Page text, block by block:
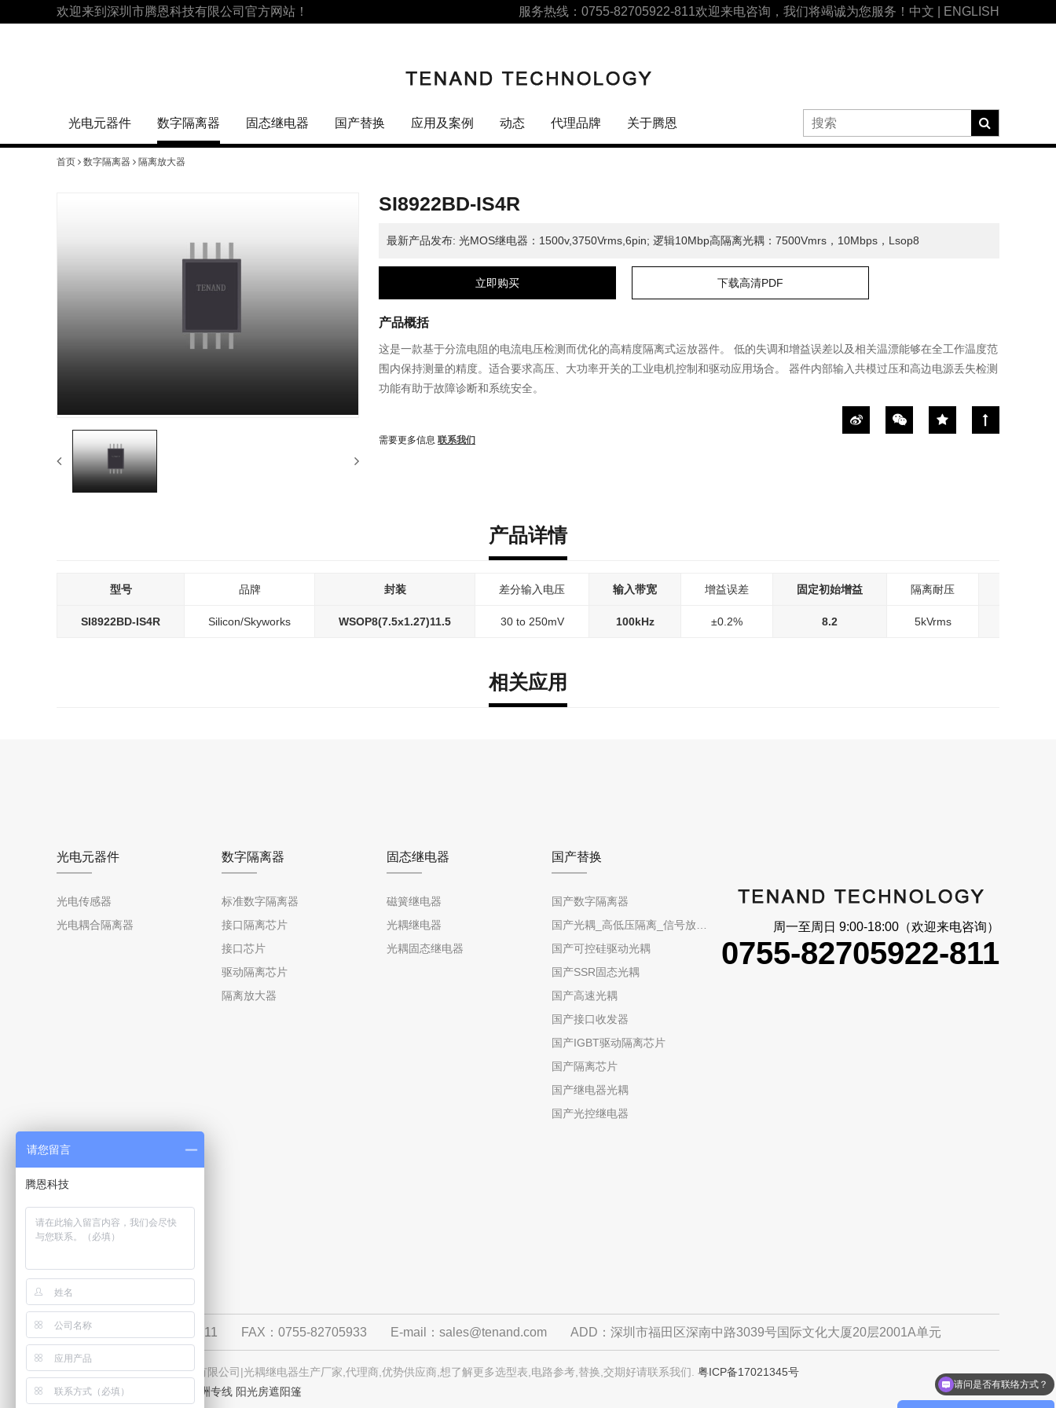
欢迎来到深圳市腾恩科技有限公司官方网站！ 服务热线：0755-82705922-811欢迎来电咨询，我们将竭诚为您服务！ 中文 ENGLISH
光电元器件 数字隔离器 固态继电器 国产替换 应用及案例 动态 代理品牌 关于腾恩
首页 数字隔离器 隔离放大器
SI8922BD-IS4R
最新产品发布: 光MOS继电器：1500v,3750Vrms,6pin; 逻辑10Mbp高隔离光耦：7500Vmrs，10Mbps，Lsop8
立即购买 下载高清PDF
产品概括
这是一款基于分流电阻的电流电压检测而优化的高精度隔离式运放器件。 低的失调和增益误差以及相关温漂能够在全工作温度范
围内保持测量的精度。适合要求高压、大功率开关的工业电机控制和驱动应用场合。 器件内部输入共模过压和高边电源丢失检测
功能有助于故障诊断和系统安全。
需要更多信息 联系我们
产品详情
型号 品牌 封装 差分输入电压 输入带宽 增益误差 固定初始增益 隔离耐压
SI8922BD-IS4R Silicon/Skyworks WSOP8(7.5x1.27)11.5 30 to 250mV 100kHz ±0.2% 8.2 5kVrms
相关应用
光电元器件
光电传感器
光电耦合隔离器
数字隔离器
标准数字隔离器
接口隔离芯片
接口芯片
驱动隔离芯片
隔离放大器
固态继电器
磁簧继电器
光耦继电器
光耦固态继电器
国产替换
国产数字隔离器
国产可控硅驱动光耦
国产SSR固态光耦
国产高速光耦
国产接口收发器
国产IGBT驱动隔离芯片
国产隔离芯片
国产继电器光耦
国产光控继电器
周一至周日 9:00-18:00（欢迎来电咨询）
0755-82705922-811
TEL：0755-82705922-811 FAX：0755-82705933 E-mail：sales@tenand.com ADD：深圳市福田区深南中路3039号国际文化大厦20层2001A单元
版权所有：深圳市腾恩科技有限公司|光耦继电器生产厂家,代理商,优势供应商,想了解更多选型表,电路参考,替换,交期好请联系我们. 粤ICP备17021345号
友情链接：员工食堂承包 澳洲专线 阳光房遮阳篷
请问是否有联络方式？
请您留言
腾恩科技